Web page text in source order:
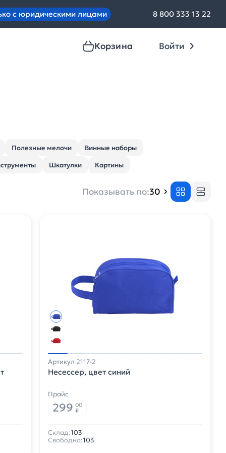
с юридическими лицами 8 800 333 13 22
Корзина Войти
Полезные мелочи
Винные наборы
Шкатулки Картины
Показывать по:30
Артикул 2117-2
Несессер, цвет синий
Прайс
299 00
₽
Склад:103
Свободно:103